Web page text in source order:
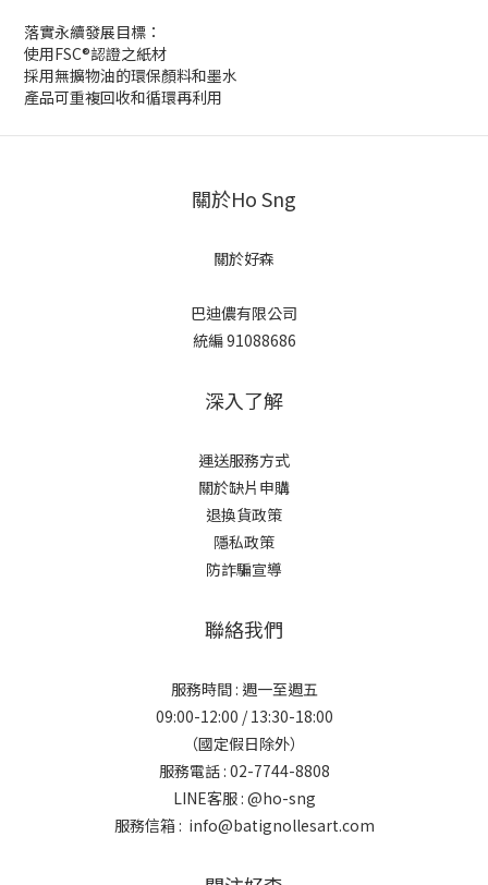
落實永續發展目標：
使用FSC®認證之紙材
採用無擴物油的環保顏料和墨水
產品可重複回收和循環再利用
關於Ho Sng
關於好森
巴迪儂有限公司
統編 91088686
深入了解
運送服務方式
關於缺片申購
退換貨政策
隱私政策
防詐騙宣導
聯絡我們
服務時間 : 週一至週五
09:00-12:00 / 13:30-18:00
（國定假日除外）
服務電話 : 02-7744-8808
LINE客服 : @ho-sng
服務信箱 : info@batignollesart.com